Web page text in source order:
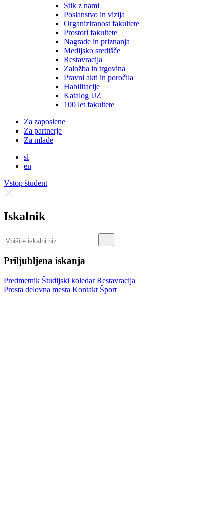
Stik z nami
Poslanstvo in vizija
Organiziranost fakultete
Prostori fakultete
Nagrade in priznanja
Medijsko središče
Restavracija
Založba in trgovina
Pravni akti in poročila
Habilitacije
Katalog IJZ
100 let fakultete
Za zaposlene
Za partnerje
Za mlade
sl
en
Vstop študent
Iskalnik
Priljubljena iskanja
Predmetnik Študijski koledarRestavracija
Prosta delovna mesta Kontakt Šport